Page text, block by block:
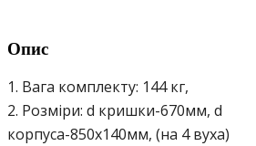
Опис
1. Вага комплекту: 144 кг,
2. Розміри: d кришки-670мм, d
корпуса-850х140мм, (на 4 вуха)